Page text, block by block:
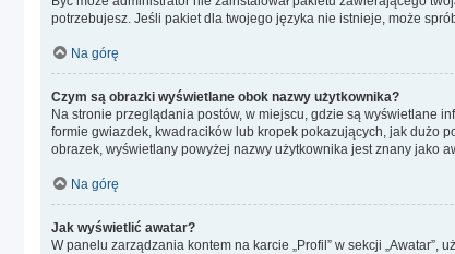
potrzebujesz. Jeśli pakiet dla twojego języka nie istnieje, może
Na górę
Czym są obrazki wyświetlane obok nazwy użytkownika?
Na stronie przeglądania postów, w miejscu, gdzie są wyświetlane
formie gwiazdek, kwadracików lub kropek pokazujących, jak dużo
obrazek, wyświetlany powyżej nazwy użytkownika jest znany jako
Na górę
Jak wyświetlić awatar?
W panelu zarządzania kontem na karcie „Profil” w sekcji